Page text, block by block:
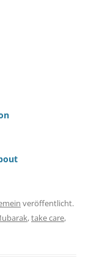
veröffentlicht.
,take care,